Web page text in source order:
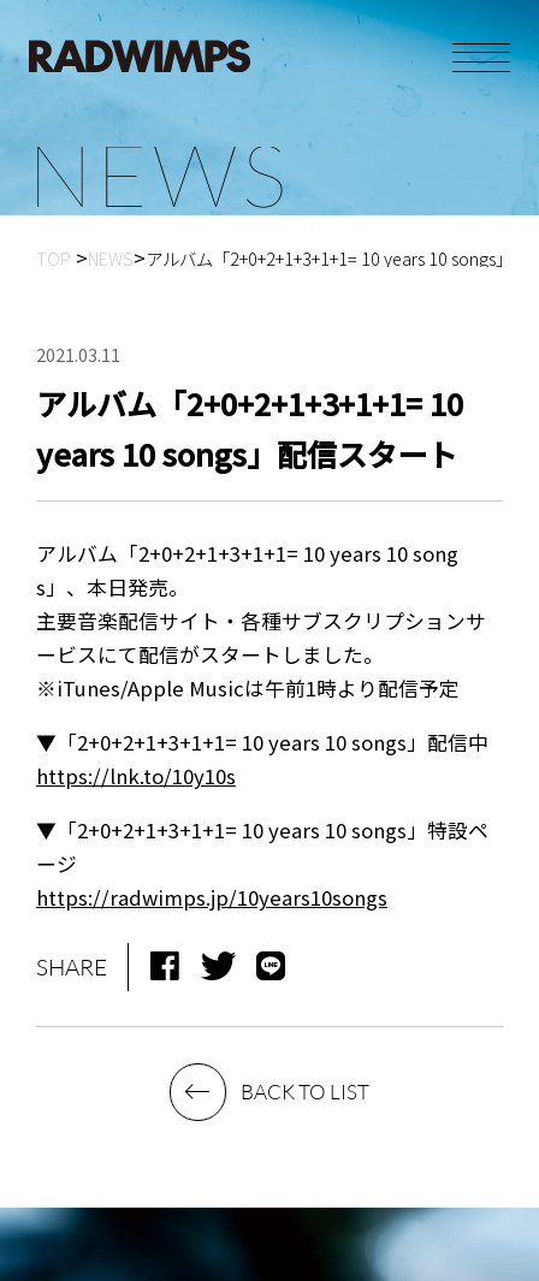
STAFF DIARY
CONTACT
N E WS
TOP NEWS アルバム「2+0+2+1+3+1+1= 10 years 10 songs」配
2021.03.11
アルバム「2+0+2+1+3+1+1= 10
years 10 songs」配信スタート
アルバム「2+0+2+1+3+1+1= 10 years 10 song
s」、本日発売。
主要音楽配信サイト・各種サブスクリプションサ
ービスにて配信がスタートしました。
※iTunes/Apple Musicは午前1時より配信予定
▼「2+0+2+1+3+1+1= 10 years 10 songs」配信中
https://lnk.to/10y10s
▼「2+0+2+1+3+1+1= 10 years 10 songs」特設ペ
ージ
https://radwimps.jp/10years10songs
SHARE
BACK TO LIST